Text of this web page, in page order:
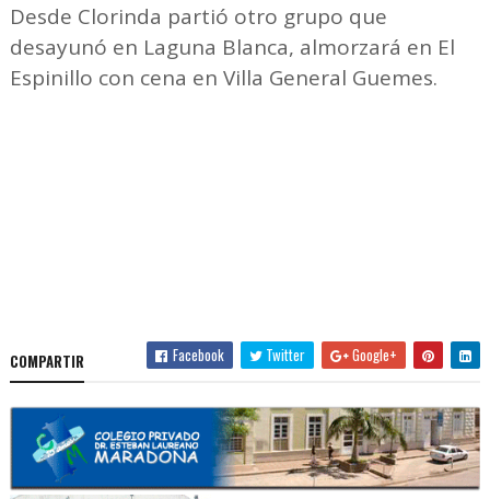
Desde Clorinda partió otro grupo que
desayunó en Laguna Blanca, almorzará en El
Espinillo con cena en Villa General Guemes.
COMPARTIR Facebook Twitter Google+